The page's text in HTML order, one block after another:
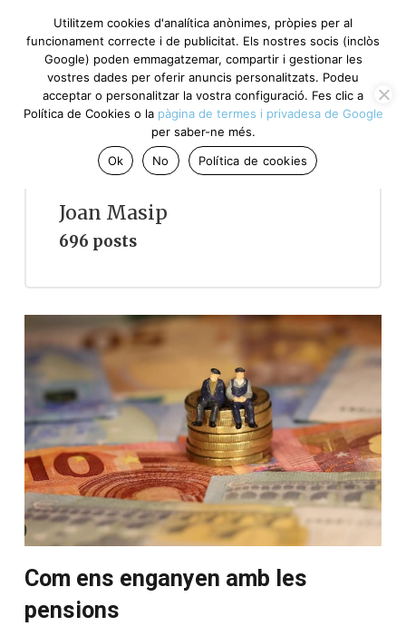
Joan Masip
696 posts
Com ens enganyen amb les
pensions
Utilitzem cookies d'analítica anònimes, pròpies per al
funcionament correcte i de publicitat. Els nostres socis (inclòs
Google) poden emmagatzemar, compartir i gestionar les
vostres dades per oferir anuncis personalitzats. Podeu
acceptar o personalitzar la vostra configuració. Fes clic a
Política de Cookies o la pàgina de termes i privadesa de Google
per saber-ne més.
Ok
No Política de cookies